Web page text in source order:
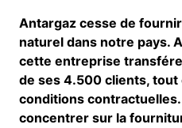
Antargaz cesse de
naturel dans notre pays.
cette entreprise
de ses 4.500 clients, tout
conditions
concentrer sur la